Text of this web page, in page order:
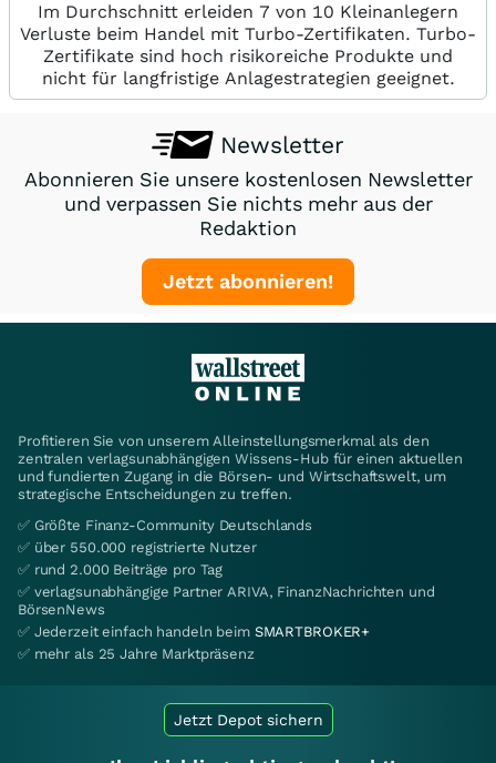
Im Durchschnitt erleiden 7 von 10 Kleinanlegern
Verluste beim Handel mit Turbo-Zertifikaten. Turbo-
Zertifikate sind hoch risikoreiche Produkte und
nicht für langfristige Anlagestrategien geeignet.
Newsletter
Abonnieren Sie unsere kostenlosen Newsletter
und verpassen Sie nichts mehr aus der
Redaktion
Jetzt abonnieren!
Profitieren Sie von unserem Alleinstellungsmerkmal als den
zentralen verlagsunabhängigen Wissens-Hub für einen aktuellen
und fundierten Zugang in die Börsen- und Wirtschaftswelt, um
strategische Entscheidungen zu treffen.
✅ Größte Finanz-Community Deutschlands
✅ über 550.000 registrierte Nutzer
✅ rund 2.000 Beiträge pro Tag
✅ verlagsunabhängige Partner ARIVA, FinanzNachrichten und
BörsenNews
✅ Jederzeit einfach handeln beim SMARTBROKER+
✅ mehr als 25 Jahre Marktpräsenz
Jetzt Depot sichern